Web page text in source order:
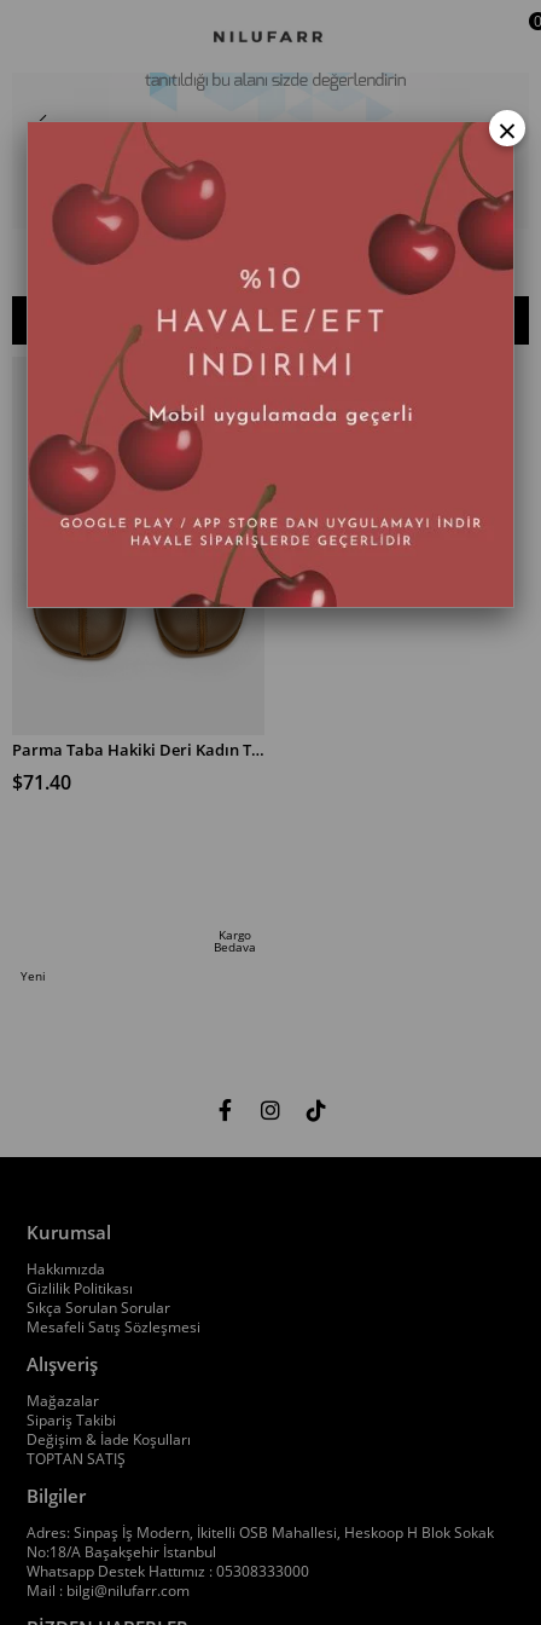
0
070 - X
FILTRELEME
SIRALAMA
Parma Taba Hakiki Deri Kadın Terlik
$71.40
Kargo
Bedava
Yeni
Kurumsal
Hakkımızda
Gizlilik Politikası
Sıkça Sorulan Sorular
Mesafeli Satış Sözleşmesi
Alışveriş
Mağazalar
Sipariş Takibi
Değişim & İade Koşulları
TOPTAN SATIŞ
Bilgiler
Adres: Sinpaş İş Modern, İkitelli OSB Mahallesi, Heskoop H Blok Sokak
No:18/A Başakşehir İstanbul
Whatsapp Destek Hattımız : 05308333000
Mail : bilgi@nilufarr.com
×